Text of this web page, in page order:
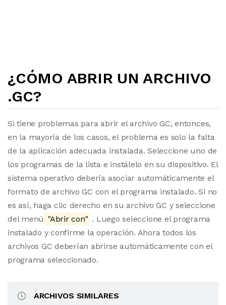
¿CÓMO ABRIR UN ARCHIVO
.GC?
Si tiene problemas para abrir el archivo GC, entonces,
en la mayoría de los casos, el problema es solo la falta
de la aplicación adecuada instalada. Seleccione uno de
los programas de la lista e instálelo en su dispositivo. El
sistema operativo debería asociar automáticamente el
formato de archivo GC con el programa instalado. Si no
es así, haga clic derecho en su archivo GC y seleccione
del menú "Abrir con" . Luego seleccione el programa
instalado y confirme la operación. Ahora todos los
archivos GC deberían abrirse automáticamente con el
programa seleccionado.
ARCHIVOS SIMILARES